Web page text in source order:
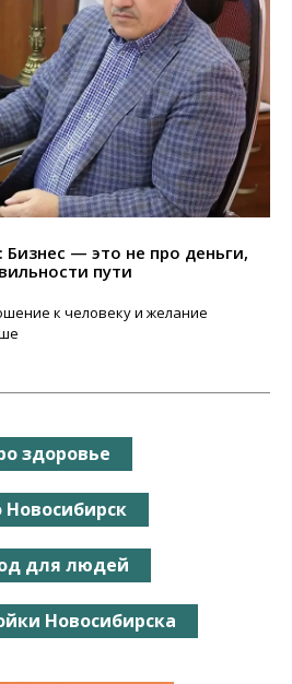
— это не про деньги,
пути
к человеку и желание
здоровье
Новосибирск
для людей
Новосибирска